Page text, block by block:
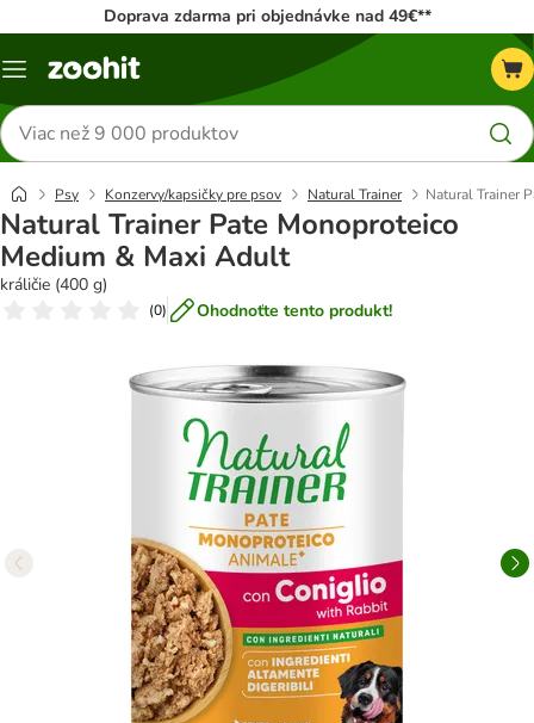
Doprava zdarma pri objednávke nad 49€**
Kategórie
Hľadať
produkty
Psy Konzervy/kapsičky pre psov Natural Trainer Natural Trainer
Natural Trainer Pate Monoproteico
Medium & Maxi Adult
králičie (400 g)
(0) Ohodnoťte tento produkt!